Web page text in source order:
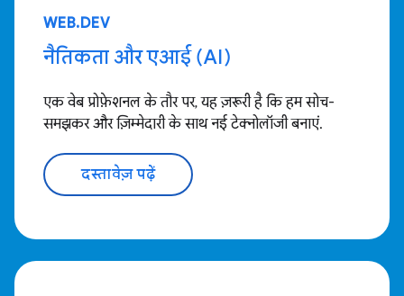
WEB.DEV
नैतिकता और एआई (AI)
एक वेब प्रोफ़ेशनल के तौर पर, यह ज़रूरी है कि हम सोच-
समझकर और ज़िम्मेदारी के साथ नई टेक्नोलॉजी बनाएं.
दस्तावेज़ पढ़ें